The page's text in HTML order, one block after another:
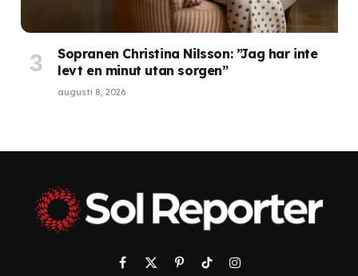
Sopranen Christina Nilsson: ”Jag har inte
levt en minut utan sorgen”
augusti 8, 2026
Facebook
X PinterestTikTokInstagram